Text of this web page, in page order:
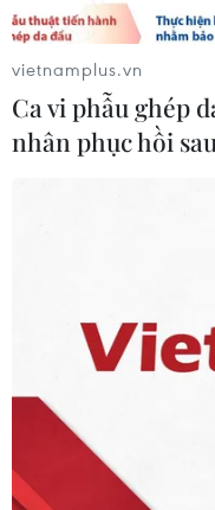
Hoa Kỳ
05/08/2026 12:29
Mỹ truy tố đối tượng
golf của Tổng
và phế liệu
05/08/2026 06:53
Brazil hạ cấp quan
căng thẳng ngoại
vietnamplus.vn
Ca vi phẫu ghép
nhân phục hồi